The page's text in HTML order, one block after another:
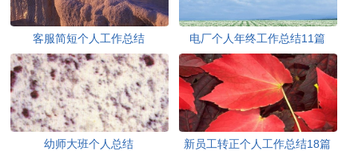
客服简短个人工作总结 电厂个人年终工作总结11篇
幼师大班个人总结 新员工转正个人工作总结18篇